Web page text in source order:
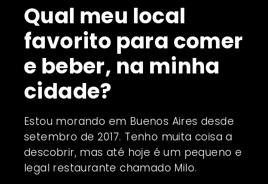
Qual meu local
favorito para comer
e beber, na minha
cidade?
Estou morando em Buenos Aires desde
setembro de 2017. Tenho muita coisa a
descobrir, mas até hoje é um pequeno e
legal restaurante chamado Milo.